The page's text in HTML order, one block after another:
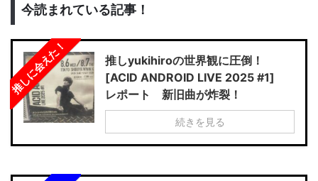
今読まれている記事！
推しに会えた！
推しyukihiroの世界観に圧倒！
[ACID ANDROID LIVE 2025 #1]
レポート 新旧曲が炸裂！
続きを見る